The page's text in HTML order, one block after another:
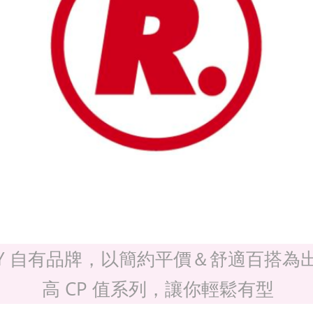
自有品牌，以簡約平價＆舒適百搭為
高 CP 值系列，讓你輕鬆有型